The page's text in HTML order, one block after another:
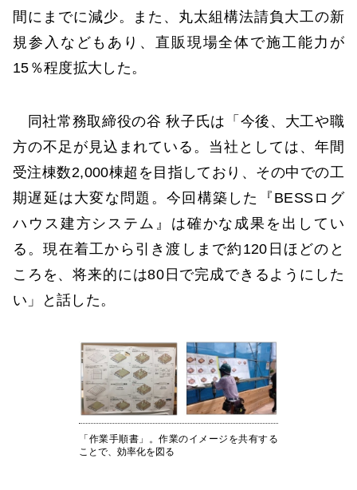
間にまでに減少。また、丸太組構法請負大工の新
規参入などもあり、直販現場全体で施工能力が
15％程度拡大した。
同社常務取締役の谷 秋子氏は「今後、大工や職
方の不足が見込まれている。当社としては、年間
受注棟数2,000棟超を目指しており、その中での工
期遅延は大変な問題。今回構築した『BESSログ
ハウス建方システム』は確かな成果を出してい
る。現在着工から引き渡しまで約120日ほどのと
ころを、将来的には80日で完成できるようにした
い」と話した。
「作業手順書」。作業のイメージを共有する
ことで、効率化を図る